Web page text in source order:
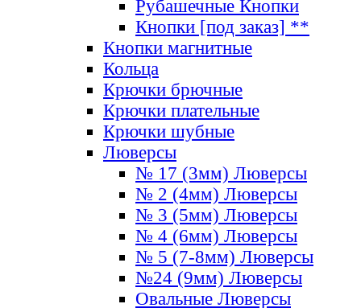
Рубашечные Кнопки
Кнопки [под заказ] **
Кнопки магнитные
Кольца
Крючки брючные
Крючки плательные
Крючки шубные
Люверсы
№ 17 (3мм) Люверсы
№ 2 (4мм) Люверсы
№ 3 (5мм) Люверсы
№ 4 (6мм) Люверсы
№ 5 (7-8мм) Люверсы
№24 (9мм) Люверсы
Овальные Люверсы